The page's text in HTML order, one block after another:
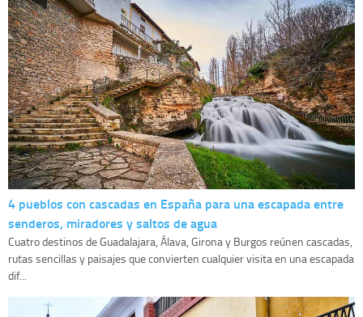
4 pueblos con cascadas en España para una escapada entre
senderos, miradores y saltos de agua
Cuatro destinos de Guadalajara, Álava, Girona y Burgos reúnen cascadas,
rutas sencillas y paisajes que convierten cualquier visita en una escapada
dif...